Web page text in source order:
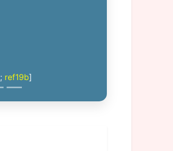
; ref19b]